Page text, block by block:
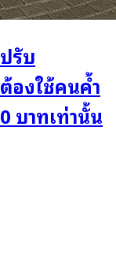
รับ
องใช้คนค้ำ
บาทเท่านั้น